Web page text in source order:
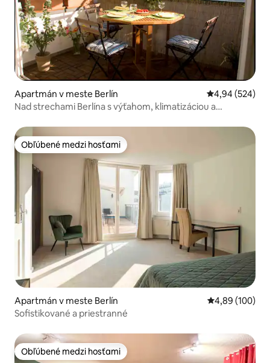
Apartmán v meste Berlín Priemerné
4,94 (524)
Nad strechami Berlína s výťahom, klimatizáciou a
Obľúbené medzi hosťami
Obľúbené medzi hosťami
Apartmán v meste Berlín Priemerné
4,89 (100)
Sofistikované a priestranné
Obľúbené medzi hosťami
Obľúbené medzi hosťami